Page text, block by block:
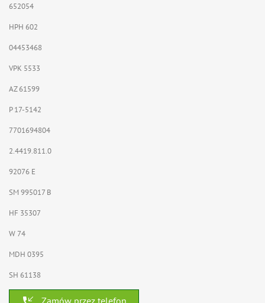
652054
HPH 602
04453468
VPK 5533
AZ 61599
P 17-5142
7701694804
2.4419.811.0
92076 E
SM 995017 B
HF 35307
W 74
MDH 0395
SH 61138
Zamów przez telefon